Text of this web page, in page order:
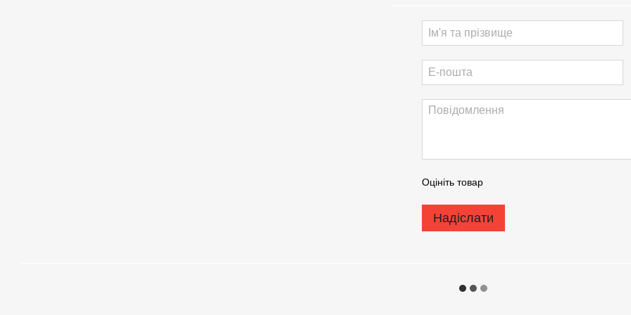
Оцініть товар
Надіслати